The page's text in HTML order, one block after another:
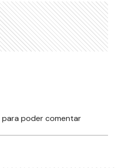
para poder comentar